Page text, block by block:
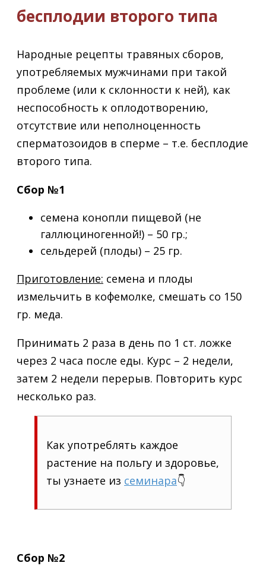
бесплодии второго типа
Народные рецепты травяных сборов,
употребляемых мужчинами при такой
проблеме (или к склонности к ней), как
неспособность к оплодотворению,
отсутствие или неполноценность
сперматозоидов в сперме – т.е. бесплодие
второго типа.
Сбор №1
семена конопли пищевой (не
галлюциногенной!) – 50 гр.;
сельдерей (плоды) – 25 гр.
Приготовление: семена и плоды
измельчить в кофемолке, смешать со 150
гр. меда.
Принимать 2 раза в день по 1 ст. ложке
через 2 часа после еды. Курс – 2 недели,
затем 2 недели перерыв. Повторить курс
несколько раз.
Как употреблять каждое
растение на польгу и здоровье,
ты узнаете из семинара👇
Сбор №2